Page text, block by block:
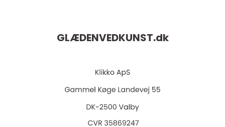
GLÆDENVEDKUNST.dk